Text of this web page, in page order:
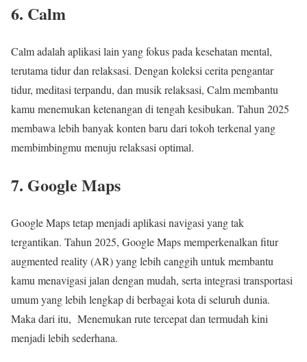
6. Calm
Calm adalah aplikasi lain yang fokus pada kesehatan mental,
terutama tidur dan relaksasi. Dengan koleksi cerita pengantar
tidur, meditasi terpandu, dan musik relaksasi, Calm membantu
kamu menemukan ketenangan di tengah kesibukan. Tahun 2025
membawa lebih banyak konten baru dari tokoh terkenal yang
membimbingmu menuju relaksasi optimal.
7. Google Maps
Google Maps tetap menjadi aplikasi navigasi yang tak
tergantikan. Tahun 2025, Google Maps memperkenalkan fitur
augmented reality (AR) yang lebih canggih untuk membantu
kamu menavigasi jalan dengan mudah, serta integrasi transportasi
umum yang lebih lengkap di berbagai kota di seluruh dunia.
Maka dari itu, Menemukan rute tercepat dan termudah kini
menjadi lebih sederhana.